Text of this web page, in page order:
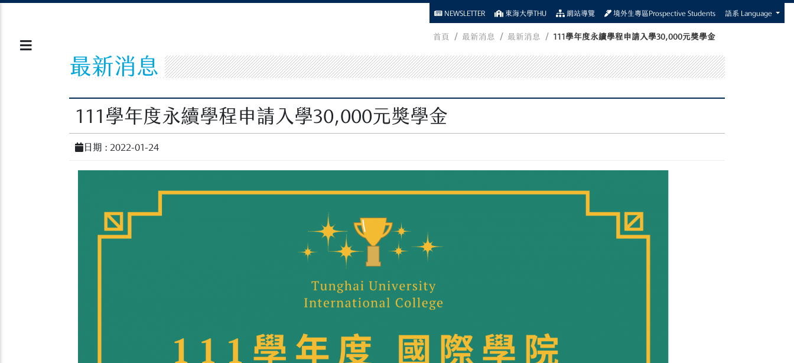
NEWSLETTER 東海大學THU 網站導覽 境外生專區Prospective Students 語系 Language
首頁 最新消息 最新消息 111學年度永續學程申請入學30,000元獎學金
最新消息
111學年度永續學程申請入學30,000元獎學金
日期 : 2022-01-24